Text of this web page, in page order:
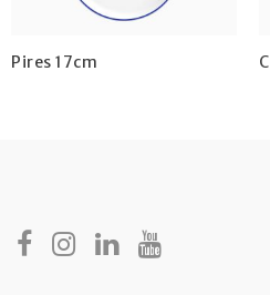
Pires 17cm